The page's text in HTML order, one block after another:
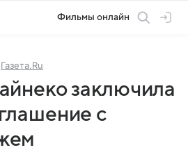
Фильмы онлайн
Газета.Ru
заключила
с